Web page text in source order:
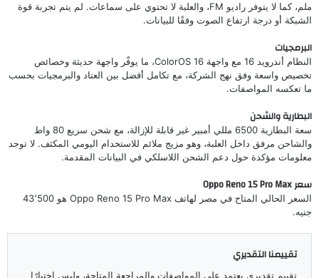
ملم، كما لا يتوفر راديو FM، والعلبة لا تحتوي على سماعات. لم يتم تجربة قوة
الشبكة أو درجة ارتفاع الصوت وفقًا للبيانات.
البرمجيات
النظام أندرويد 16 مع واجهة ColorOS 16، ما يوفّر واجهة حديثة وخصائص
تخصيص واسعة وفق نهج الشركة، مع تكامل أفضل بين العتاد والبرمجيات بحسب
ما تعكسه المواصفات.
البطارية والشحن
سعة البطارية 6500 مللي أمبير غير قابلة للإزالة، مع شحن سريع 80 واط
والشاحن مرفق داخل العلبة، وهو مزيج ملائم للاستخدام اليومي المكثف. لا توجد
معلومات مؤكدة حول دعم الشحن اللاسلكي في البيانات المقدمة.
سعر Oppo Reno 15 Pro Max
السعر الحالي المتاح في مصر لهاتف Oppo Reno 15 Pro Max هو 43٬500
جنيه.
تقييمنا التقديري
تقييم تقديري يعتمد على المواصفات والمراجعة المتاحة، وليس اختبارًا